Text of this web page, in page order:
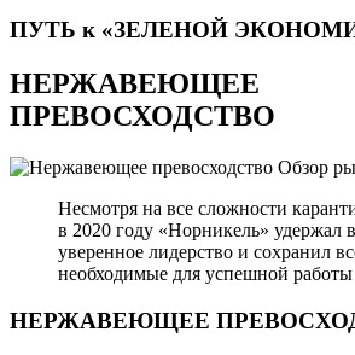
ПУТЬ к «ЗЕЛЕНОЙ
НЕРЖАВЕЮЩЕЕ
ПРЕВОСХОДСТВО
Обзор
Несмотря на все сложности
в 2020 году «Норникель» удержал
уверенное лидерство и сохранил
необходимые для успешной
НЕРЖАВЕЮЩЕЕ